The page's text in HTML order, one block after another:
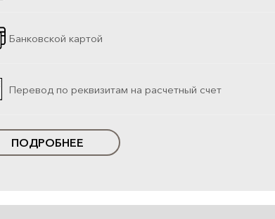
Банковской картой
Перевод по реквизитам на расчетный счет
ПОДРОБНЕЕ